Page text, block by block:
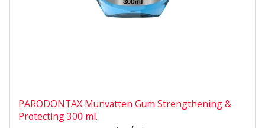
PARODONTAX Munvatten Gum Strengthening &
Protecting 300 ml.